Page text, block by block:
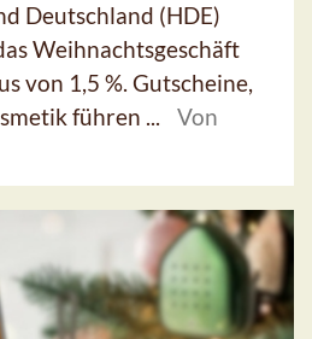
Deutschland (HDE)
Weihnachtsgeschäft
von 1,5 %. Gutscheine,
führen ...
Von